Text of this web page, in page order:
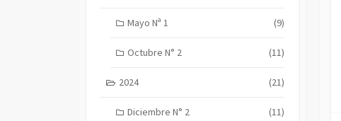
Mayo Nª 1 (9)
Octubre N° 2 (11)
2024 (21)
Diciembre N° 2 (11)